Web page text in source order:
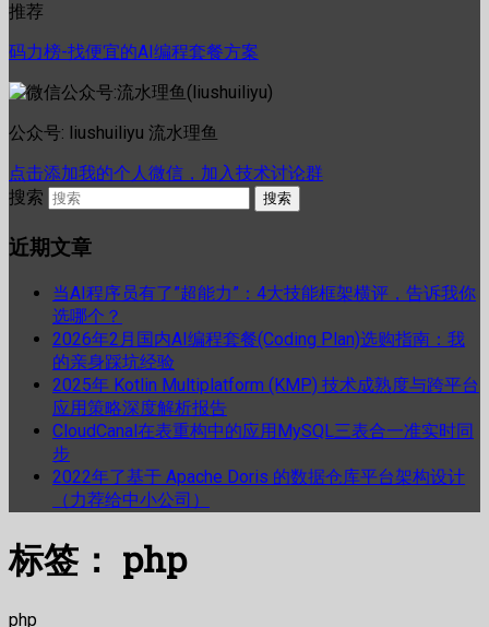
推荐
码力榜-找便宜的AI编程套餐方案
公众号: liushuiliyu 流水理鱼
点击添加我的个人微信，加入技术讨论群
搜索
近期文章
当AI程序员有了”超能力”：4大技能框架横评，告诉我你
选哪个？
2026年2月国内AI编程套餐(Coding Plan)选购指南：我
的亲身踩坑经验
2025年 Kotlin Multiplatform (KMP) 技术成熟度与跨平台
应用策略深度解析报告
CloudCanal在表重构中的应用MySQL三表合一准实时同
步
2022年了基于 Apache Doris 的数据仓库平台架构设计
（力荐给中小公司）
标签： php
php